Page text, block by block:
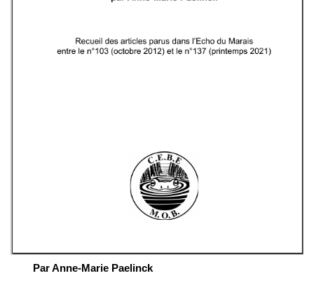
Par Anne-Marie Paelinck